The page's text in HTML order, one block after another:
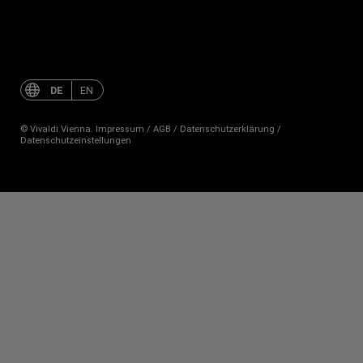
Orchester
1756
DE EN
© Vivaldi Vienna. Impressum / AGB / Datenschutzerklärung /
Datenschutzeinstellungen